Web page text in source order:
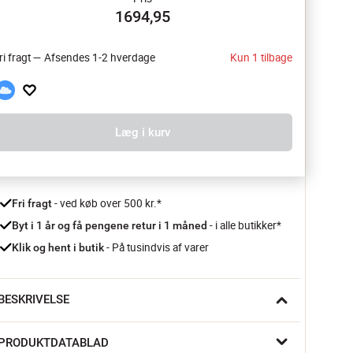
1694,95
fragt — Afsendes 1-2 hverdage Kun 1 tilbage
Læg i kurv
Fri fragt - ved køb over 500 kr.*
Byt i 1 år og få pengene retur i 1 måned - i alle butikker*
Klik og hent i butik - På tusindvis af varer
fra Lexington et let udtryk. Det fine